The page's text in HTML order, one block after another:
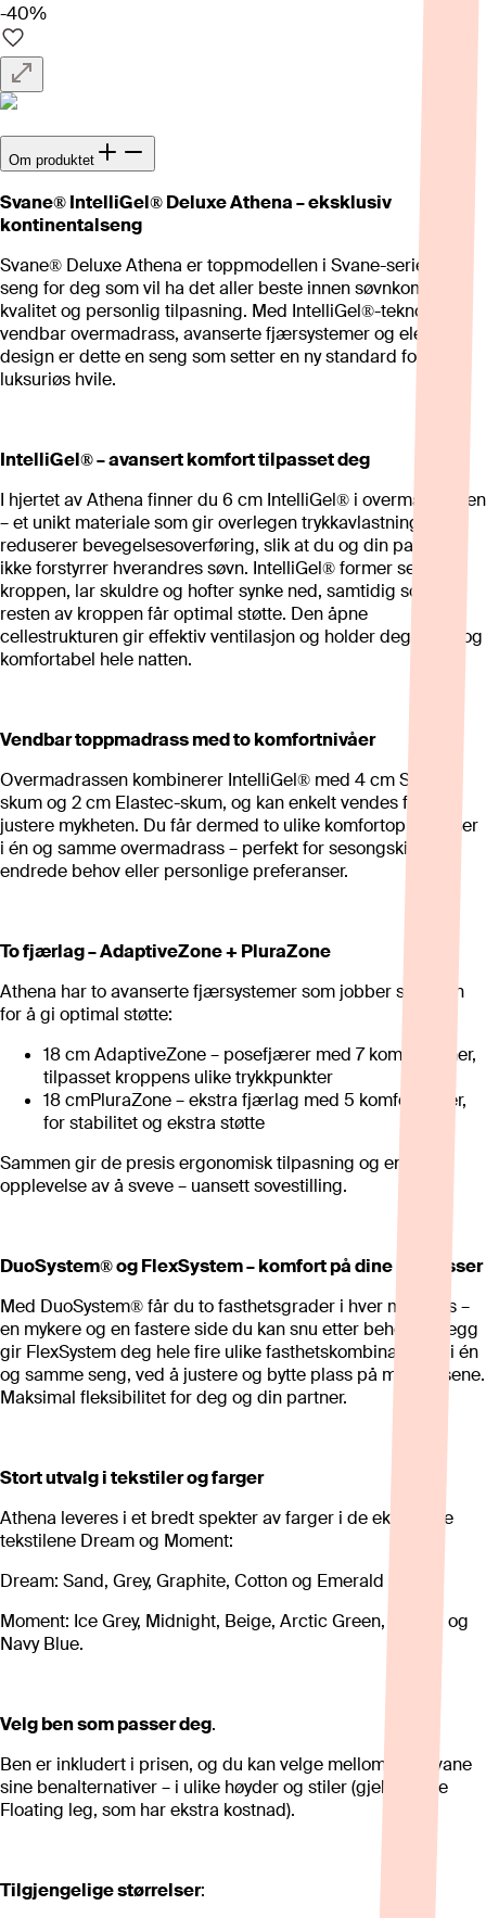
-40%
Om produktet
Svane® IntelliGel® Deluxe Athena – eksklusiv
kontinentalseng
Svane® Deluxe Athena er toppmodellen i Svane-serien – en
seng for deg som vil ha det aller beste innen søvnkomfort,
kvalitet og personlig tilpasning. Med IntelliGel®-teknologi,
vendbar overmadrass, avanserte fjærsystemer og elegant
design er dette en seng som setter en ny standard for
luksuriøs hvile.
IntelliGel® – avansert komfort tilpasset deg
I hjertet av Athena finner du 6 cm IntelliGel® i overmadrassen
– et unikt materiale som gir overlegen trykkavlastning og
reduserer bevegelsesoverføring, slik at du og din partner
ikke forstyrrer hverandres søvn. IntelliGel® former seg etter
kroppen, lar skuldre og hofter synke ned, samtidig som
resten av kroppen får optimal støtte. Den åpne
cellestrukturen gir effektiv ventilasjon og holder deg kjølig og
komfortabel hele natten.
Vendbar toppmadrass med to komfortnivåer
Overmadrassen kombinerer IntelliGel® med 4 cm Softec-
skum og 2 cm Elastec-skum, og kan enkelt vendes for å
justere mykheten. Du får dermed to ulike komfortopplevelser
i én og samme overmadrass – perfekt for sesongskift,
endrede behov eller personlige preferanser.
To fjærlag – AdaptiveZone + PluraZone
Athena har to avanserte fjærsystemer som jobber sammen
for å gi optimal støtte:
18 cm AdaptiveZone – posefjærer med 7 komfortsoner,
tilpasset kroppens ulike trykkpunkter
18 cmPluraZone – ekstra fjærlag med 5 komfortsoner,
for stabilitet og ekstra støtte
Sammen gir de presis ergonomisk tilpasning og en
opplevelse av å sveve – uansett sovestilling.
DuoSystem® og FlexSystem – komfort på dine premisser
Med DuoSystem® får du to fasthetsgrader i hver madrass –
en mykere og en fastere side du kan snu etter behov. I tillegg
gir FlexSystem deg hele fire ulike fasthetskombinasjoner i én
og samme seng, ved å justere og bytte plass på madrassene.
Maksimal fleksibilitet for deg og din partner.
Stort utvalg i tekstiler og farger
Athena leveres i et bredt spekter av farger i de eksklusive
tekstilene Dream og Moment:
Dream: Sand, Grey, Graphite, Cotton og Emerald Green.
Moment: Ice Grey, Midnight, Beige, Arctic Green, Mocca og
Navy Blue.
Velg ben som passer deg.
Ben er inkludert i prisen, og du kan velge mellom alle Svane
sine benalternativer – i ulike høyder og stiler (gjelder ikke
Floating leg, som har ekstra kostnad).
Tilgjengelige størrelser: